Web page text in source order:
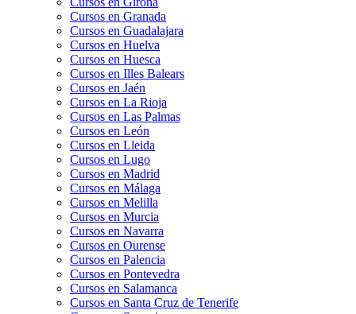
Cursos en Granada
Cursos en Guadalajara
Cursos en Huelva
Cursos en Huesca
Cursos en Illes Balears
Cursos en Jaén
Cursos en La Rioja
Cursos en Las Palmas
Cursos en León
Cursos en Lleida
Cursos en Lugo
Cursos en Madrid
Cursos en Málaga
Cursos en Melilla
Cursos en Murcia
Cursos en Navarra
Cursos en Ourense
Cursos en Palencia
Cursos en Pontevedra
Cursos en Salamanca
Cursos en Santa Cruz de Tenerife